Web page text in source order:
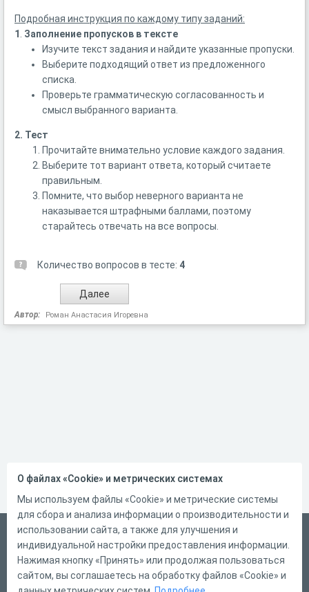
Подробная инструкция по каждому типу заданий:
1
Заполнение пропусков в тексте
Изучите текст задания и найдите указанные пропуски.
Выберите подходящий ответ из предложенного
списка.
Проверьте грамматическую согласованность и
смысл выбранного варианта.
2. Тест
Прочитайте внимательно условие каждого задания.
Выберите тот вариант ответа, который считаете
правильным.
Помните, что выбор неверного варианта не
наказывается штрафными баллами, поэтому
старайтесь отвечать на все вопросы.
Количество вопросов в тесте: 4
Автор: Роман Анастасия Игоревна
Русский
Справка
Форма обратной связи
О файлах «Cookie» и метрических системах
Мы используем файлы «Cookie» и метрические системы
для сбора и анализа информации о производительности и
использовании сайта, а также для улучшения и
индивидуальной настройки предоставления информации.
Нажимая кнопку «Принять» или продолжая пользоваться
сайтом, вы соглашаетесь на обработку файлов «Cookie» и